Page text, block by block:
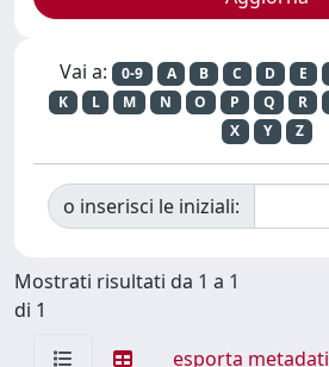
Vai a: 0-9 A B C D E
K
L M N O P Q R
X
Y Z
o inserisci le iniziali:
Mostrati risultati da 1 a 1
di 1
esporta metadati